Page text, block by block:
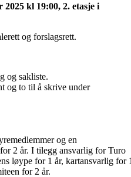
kl 19:00, 2. etasje i
og forslagsrett.
og sakliste.
og to til å skrive under
og en
2 år. I tilegg ansvarlig for Turo
løype for 1 år, kartansvarlig for
for 2 år.